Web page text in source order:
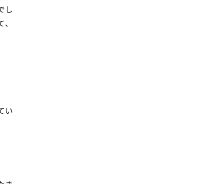
し
い